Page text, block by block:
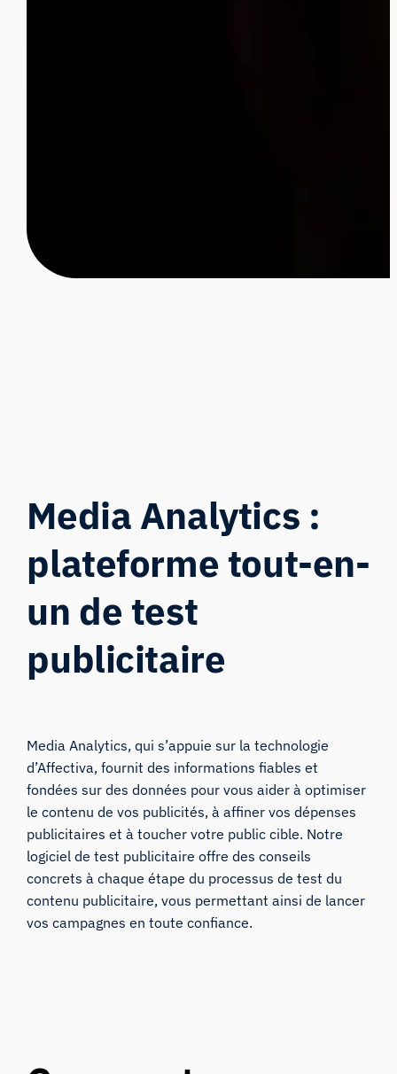
Media Analytics :
plateforme tout-en-
un de test
publicitaire
Media Analytics, qui s’appuie sur la technologie
d’Affectiva, fournit des informations fiables et
fondées sur des données pour vous aider à optimiser
le contenu de vos publicités, à affiner vos dépenses
publicitaires et à toucher votre public cible. Notre
logiciel de test publicitaire offre des conseils
concrets à chaque étape du processus de test du
contenu publicitaire, vous permettant ainsi de lancer
vos campagnes en toute confiance.